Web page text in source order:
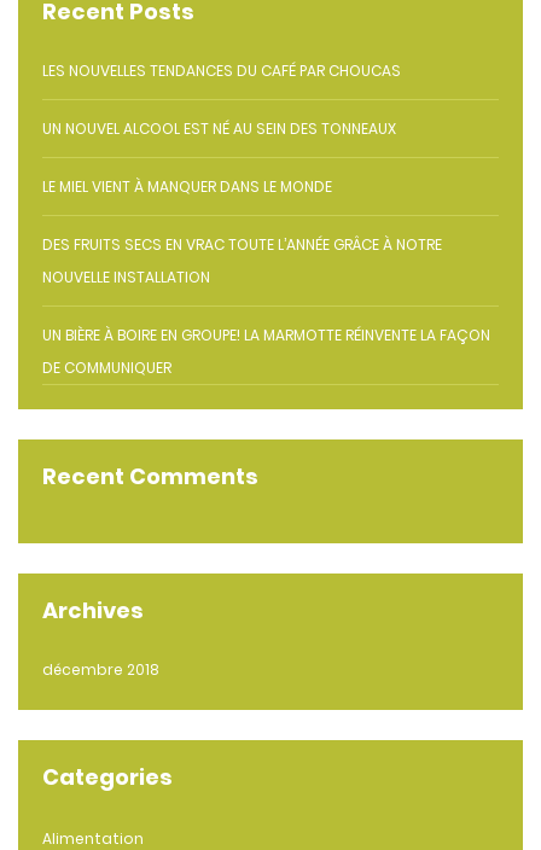
Recent Posts
LES NOUVELLES TENDANCES DU CAFÉ PAR CHOUCAS
UN NOUVEL ALCOOL EST NÉ AU SEIN DES TONNEAUX
LE MIEL VIENT À MANQUER DANS LE MONDE
DES FRUITS SECS EN VRAC TOUTE L’ANNÉE GRÂCE À NOTRE
NOUVELLE INSTALLATION
UN BIÈRE À BOIRE EN GROUPE! LA MARMOTTE RÉINVENTE LA FAÇON
DE COMMUNIQUER
Recent Comments
Archives
décembre 2018
Categories
Alimentation